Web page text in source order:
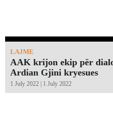
LAJME
AAK krijon ekip për
Ardian Gjini kryesues
1 July 2022 | 1 July 2022